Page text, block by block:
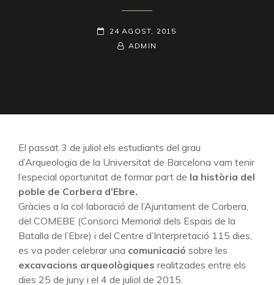
POSTED-
24 AGOST, 2015
BY
BYLINE
ADMIN
El passat 3 de juliol els estudiants del grau
d’Arqueologia de la Universitat de Barcelona vam tenir
l’especial oportunitat de formar part de la història del
poble de Corbera d’Ebre.
Gràcies a la col·laboració de l’Ajuntament de Corbera,
del COMEBE (Consorci Memorial dels Espais de la
Batalla de l’Ebre) i del Centre d’Interpretació 115 dies,
es va poder celebrar una comunicació sobre les
excavacions arqueològiques realitzades entre els
dies 25 de juny i el 4 de juliol de 2015.